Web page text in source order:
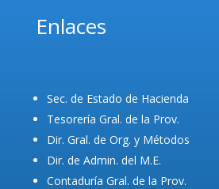
Enlaces
Sec. de Estado de Hacienda
Tesorería Gral. de la Prov.
Dir. Gral. de Org. y Métodos
Dir. de Admin. del M.E.
Contaduría Gral. de la Prov.